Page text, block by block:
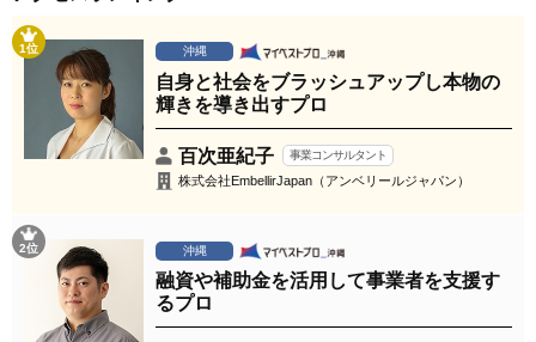
1位 沖縄
自身と社会をブラッシュアップし本物の
輝きを導き出すプロ
百次亜紀子 事業コンサルタント
株式会社EmbellirJapan（アンベリールジャパン）
2位 沖縄
融資や補助金を活用して事業者を支援す
るプロ